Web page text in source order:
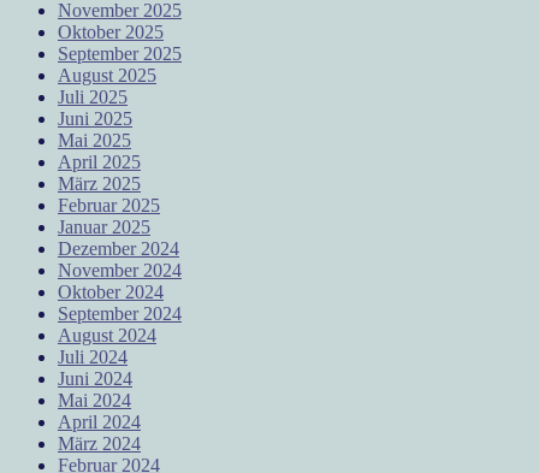
November 2025
Oktober 2025
September 2025
August 2025
Juli 2025
Juni 2025
Mai 2025
April 2025
März 2025
Februar 2025
Januar 2025
Dezember 2024
November 2024
Oktober 2024
September 2024
August 2024
Juli 2024
Juni 2024
Mai 2024
April 2024
März 2024
Februar 2024